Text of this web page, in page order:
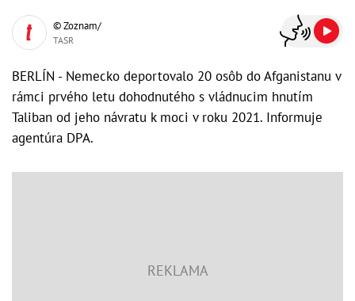
© Zoznam/
TASR
BERLÍN - Nemecko deportovalo 20 osôb do Afganistanu v
rámci prvého letu dohodnutého s vládnucim hnutím
Taliban od jeho návratu k moci v roku 2021. Informuje
agentúra DPA.